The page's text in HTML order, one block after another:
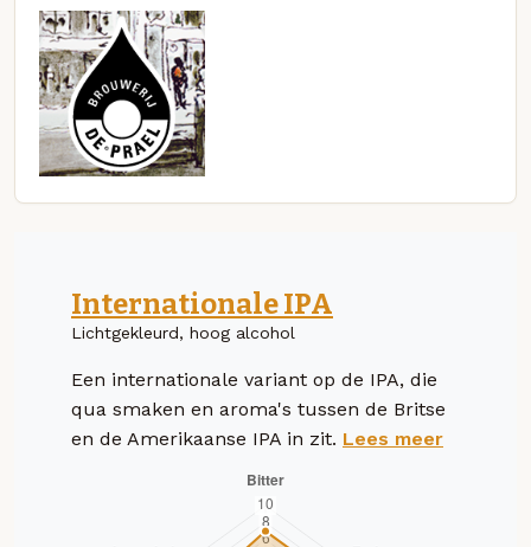
Internationale IPA
Lichtgekleurd, hoog alcohol
Een internationale variant op de IPA, die
qua smaken en aroma's tussen de Britse
en de Amerikaanse IPA in zit. Lees meer